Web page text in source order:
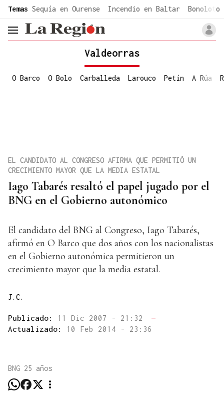
common.go-to-content
Temas Sequía en Ourense Incendio en Baltar Bonoloto
header.menu.open
Valdeorras
O Barco O Bolo Carballeda Larouco Petín A Rúa
Iago Tabarés resaltó el papel jugado por el
BNG en el Gobierno autonómico
EL CANDIDATO AL CONGRESO AFIRMA QUE PERMITIÓ UN
CRECIMIENTO MAYOR QUE LA MEDIA ESTATAL
El candidato del BNG al Congreso, Iago Tabarés,
afirmó en O Barco que dos años con los nacionalistas
en el Gobierno autonómica permitieron un
crecimiento mayor que la media estatal.
J.C.
Publicado: 11 Dic 2007 - 21:32
—
Actualizado: 10 Feb 2014 - 23:36
BNG 25 años